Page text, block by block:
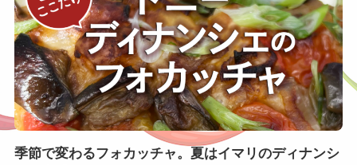
季節で変わるフォカッチャ。夏はイマリのディナンシ